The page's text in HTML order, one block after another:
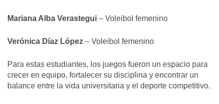
Mariana Alba Verastegui – Voleibol femenino
Verónica Díaz López – Voleibol femenino
Para estas estudiantes, los juegos fueron un espacio para
crecer en equipo, fortalecer su disciplina y encontrar un
balance entre la vida universitaria y el deporte competitivo.